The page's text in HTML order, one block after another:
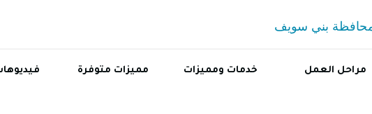
لمحافظة بني سويف
مراحل العمل خدمات ومميزات مميزات متوفرة